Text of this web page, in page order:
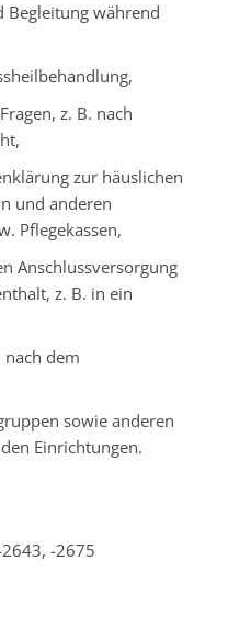
Begleitung während
z. B. nach
zur häuslichen
und anderen
Pflegekassen,
Anschlussversorgung
z. B. in ein
dem
sowie anderen
Einrichtungen.
-2675